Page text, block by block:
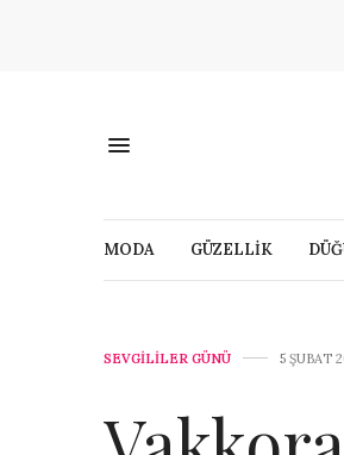
MODA GÜZELLİK
SEVGILILER GÜNÜ 5 ŞUBAT